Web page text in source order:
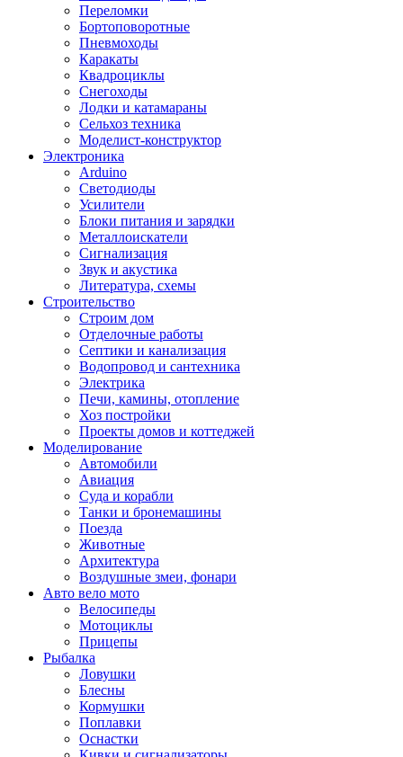
Переломки
Бортоповоротные
Пневмоходы
Каракаты
Квадроциклы
Снегоходы
Лодки и катамараны
Сельхоз техника
Моделист-конструктор
Электроника
Arduino
Светодиоды
Усилители
Блоки питания и зарядки
Металлоискатели
Сигнализация
Звук и акустика
Литература, схемы
Строительство
Строим дом
Отделочные работы
Септики и канализация
Водопровод и сантехника
Электрика
Печи, камины, отопление
Хоз постройки
Проекты домов и коттеджей
Моделирование
Автомобили
Авиация
Суда и корабли
Танки и бронемашины
Поезда
Животные
Архитектура
Воздушные змеи, фонари
Авто вело мото
Велосипеды
Мотоциклы
Прицепы
Рыбалка
Ловушки
Блесны
Кормушки
Поплавки
Оснастки